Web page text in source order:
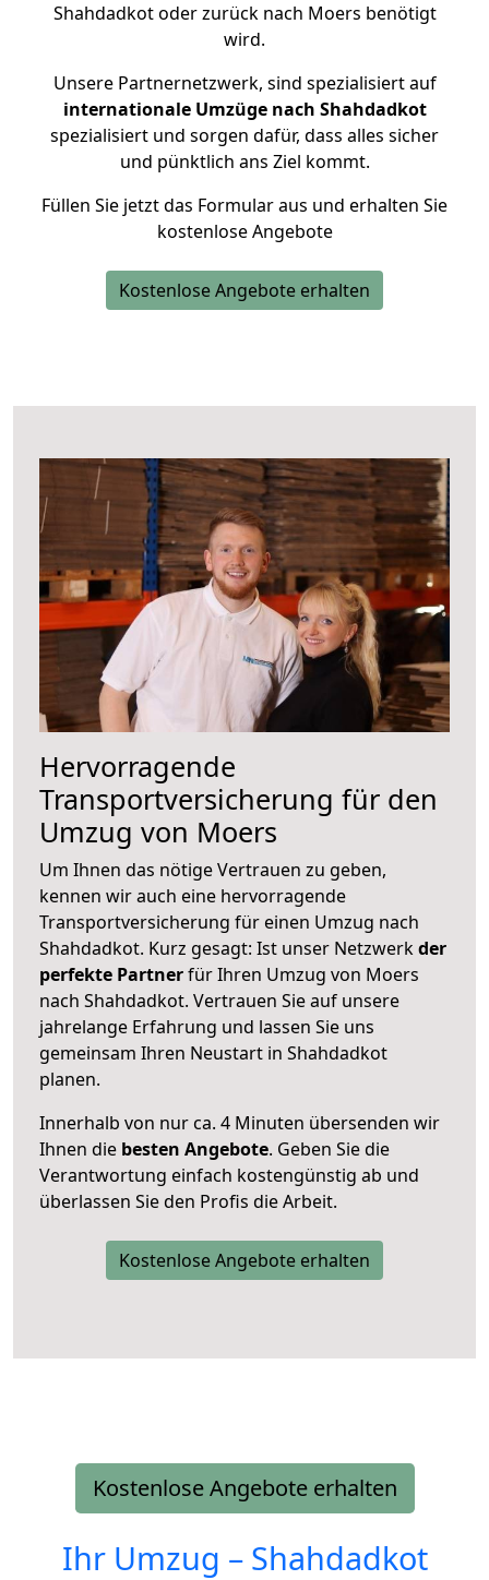
Shahdadkot oder zurück nach Moers benötigt
wird.
Unsere Partnernetzwerk, sind spezialisiert auf
internationale Umzüge nach Shahdadkot
spezialisiert und sorgen dafür, dass alles sicher
und pünktlich ans Ziel kommt.
Füllen Sie jetzt das Formular aus und erhalten Sie
kostenlose Angebote
Kostenlose Angebote erhalten
Hervorragende
Transportversicherung für den
Umzug von Moers
Um Ihnen das nötige Vertrauen zu geben,
kennen wir auch eine hervorragende
Transportversicherung für einen Umzug nach
Shahdadkot. Kurz gesagt: Ist unser Netzwerkder
perfekte Partnerfür Ihren Umzug von Moers
nach Shahdadkot. Vertrauen Sie auf unsere
jahrelange Erfahrung und lassen Sie uns
gemeinsam Ihren Neustart in Shahdadkot
planen.
Innerhalb von nur ca. 4 Minuten übersenden wir
Ihnen die besten Angebote. Geben Sie die
Verantwortung einfach kostengünstig ab und
überlassen Sie den Profis die Arbeit.
Kostenlose Angebote erhalten
Kostenlose Angebote erhalten
Ihr Umzug – Shahdadkot